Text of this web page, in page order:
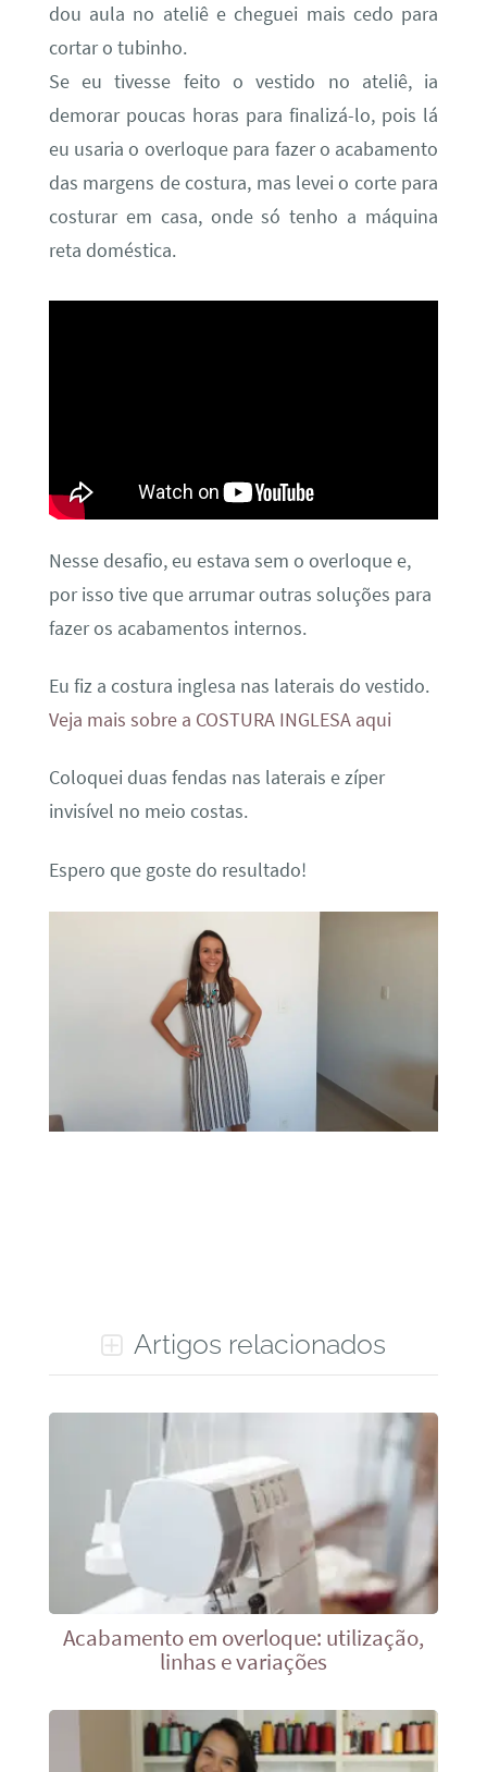
dou aula no ateliê e cheguei mais cedo para
cortar o tubinho.
Se eu tivesse feito o vestido no ateliê, ia
demorar poucas horas para finalizá-lo, pois lá
eu usaria o overloque para fazer o acabamento
das margens de costura, mas levei o corte para
costurar em casa, onde só tenho a máquina
reta doméstica.
Nesse desafio, eu estava sem o overloque e,
por isso tive que arrumar outras soluções para
fazer os acabamentos internos.
Eu fiz a costura inglesa nas laterais do vestido.
Veja mais sobre a COSTURA INGLESA aqui
Coloquei duas fendas nas laterais e zíper
invisível no meio costas.
Espero que goste do resultado!
Artigos relacionados
Acabamento em overloque: utilização,
linhas e variações